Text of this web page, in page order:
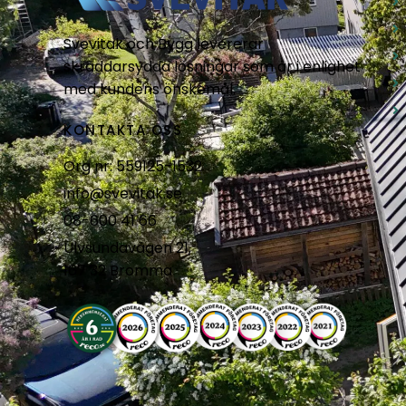
Svevitak och Bygg levererar
skräddarsydda lösningar som är i enlighet
med kundens önskemål.
KONTAKTA OSS
Org nr: 559125-1532
info@svevitak.se
08-600 41 66
Ulvsundavägen 21,
167 32 Bromma